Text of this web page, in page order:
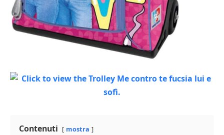
Contenuti mostra